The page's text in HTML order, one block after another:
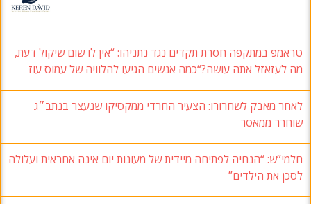
טראמפ במתקפה חסרת תקדים נגד נתניהו: “אין לו שום שיקול דעת,
מה לעזאזל אתה עושה?“כמה אנשים הגיעו להלוויה של עמוס עוז
לאחר מאבק לשחרורו: הצעיר החרדי ממקסיקו שנעצר בנתב״ג
שוחרר ממאסר
חלמי”ש: “הנחיה לפתיחה מיידית של מעונות יום אינה אחראית ועלולה
לסכן את הילדים”